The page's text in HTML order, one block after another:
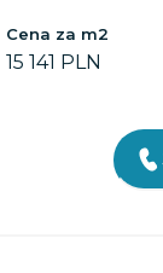
Cena za m2
15 141 PLN